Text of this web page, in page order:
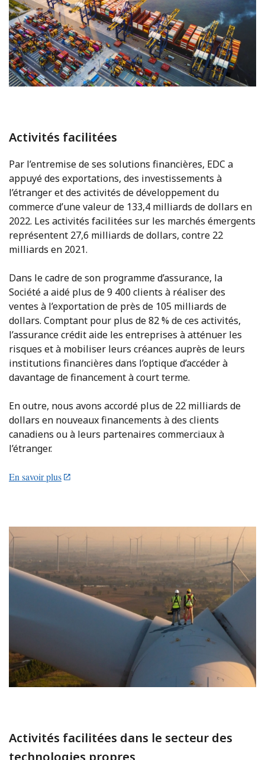
Activités facilitées
Par l’entremise de ses solutions financières, EDC a
appuyé des exportations, des investissements à
l’étranger et des activités de développement du
commerce d’une valeur de 133,4 milliards de dollars en
2022. Les activités facilitées sur les marchés émergents
représentent 27,6 milliards de dollars, contre 22
milliards en 2021.
Dans le cadre de son programme d’assurance, la
Société a aidé plus de 9 400 clients à réaliser des
ventes à l’exportation de près de 105 milliards de
dollars. Comptant pour plus de 82 % de ces activités,
l’assurance crédit aide les entreprises à atténuer les
risques et à mobiliser leurs créances auprès de leurs
institutions financières dans l’optique d’accéder à
davantage de financement à court terme.
En outre, nous avons accordé plus de 22 milliards de
dollars en nouveaux financements à des clients
canadiens ou à leurs partenaires commerciaux à
l’étranger.
En savoir plus
Activités facilitées dans le secteur des